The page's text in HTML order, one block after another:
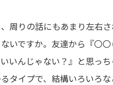
、周りの話にもあまり左右
いですか。友達から『〇
いんじゃない？』と思っ
タイプで、結構いろいろ